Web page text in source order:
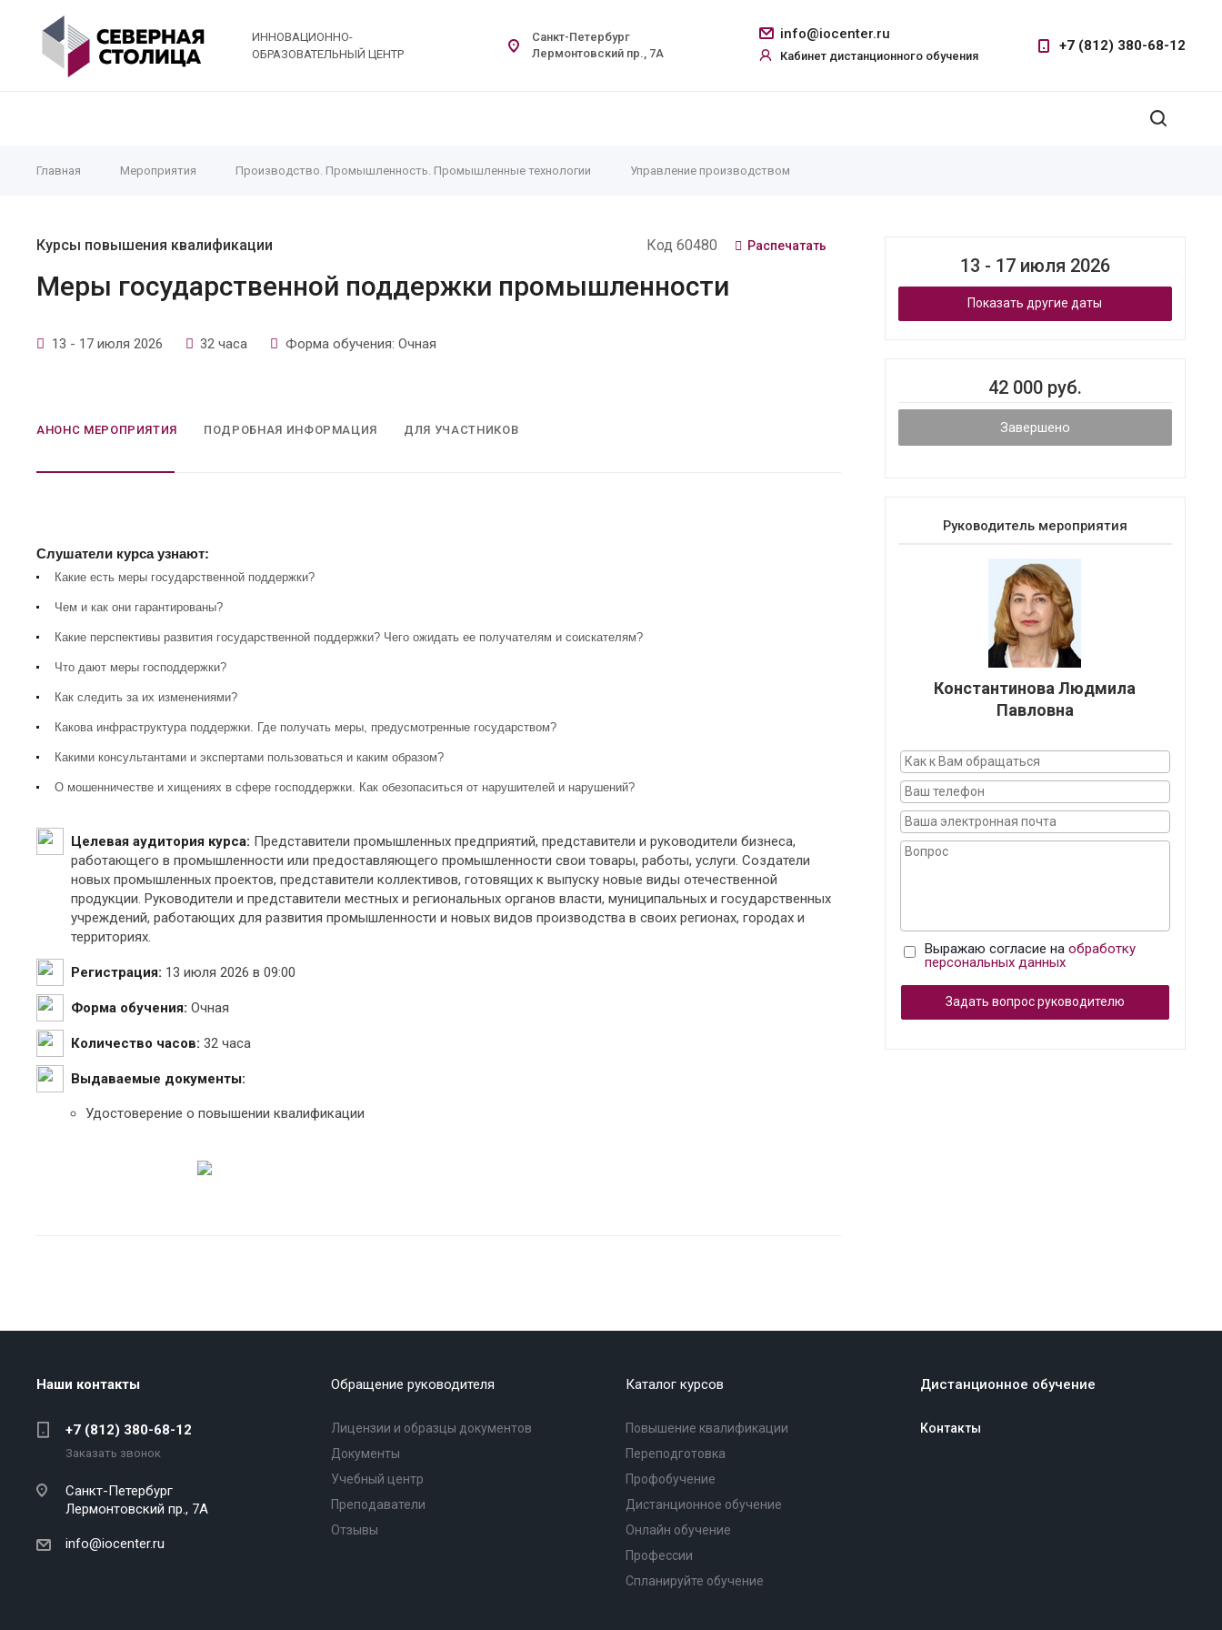
ИННОВАЦИОННО-
ОБРАЗОВАТЕЛЬНЫЙ ЦЕНТР
info@iocenter.ru
Кабинет дистанционного обучения
+7 (812) 380-68-12
Санкт-Петербург
Лермонтовский пр., 7А
Главная Мероприятия Производство. Промышленность. Промышленные технологии Управление производством
Курсы повышения квалификации Код 60480 Распечатать
Меры государственной поддержки промышленности
13 - 17 июля 2026 32 часа Форма обучения: Очная
АНОНС МЕРОПРИЯТИЯ ПОДРОБНАЯ ИНФОРМАЦИЯ ДЛЯ УЧАСТНИКОВ
Слушатели курса узнают:
Какие есть меры государственной поддержки?
Чем и как они гарантированы?
Какие перспективы развития государственной поддержки? Чего ожидать ее получателям и соискателям?
Что дают меры господдержки?
Как следить за их изменениями?
Какова инфраструктура поддержки. Где получать меры, предусмотренные государством?
Какими консультантами и экспертами пользоваться и каким образом?
О мошенничестве и хищениях в сфере господдержки. Как обезопаситься от нарушителей и нарушений?
Целевая аудитория курса: Представители промышленных предприятий, представители и руководители бизнеса,
работающего в промышленности или предоставляющего промышленности свои товары, работы, услуги. Создатели
новых промышленных проектов, представители коллективов, готовящих к выпуску новые виды отечественной
продукции. Руководители и представители местных и региональных органов власти, муниципальных и государственных
учреждений, работающих для развития промышленности и новых видов производства в своих регионах, городах и
территориях.
Регистрация: 13 июля 2026 в 09:00
Форма обучения: Очная
Количество часов: 32 часа
Выдаваемые документы:
Удостоверение о повышении квалификации
13 - 17 июля 2026
Показать другие даты
42 000 руб.
Завершено
Руководитель мероприятия
Константинова Людмила
Павловна
Выражаю согласие на обработку
персональных данных
Задать вопрос руководителю
Наши контакты
+7 (812) 380-68-12
Заказать звонок
Санкт-Петербург
Лермонтовский пр., 7А
info@iocenter.ru
Обращение руководителя
Лицензии и образцы документов
Документы
Учебный центр
Преподаватели
Отзывы
Каталог курсов
Повышение квалификации
Переподготовка
Профобучение
Дистанционное обучение
Онлайн обучение
Профессии
Спланируйте обучение
Дистанционное обучение
Контакты